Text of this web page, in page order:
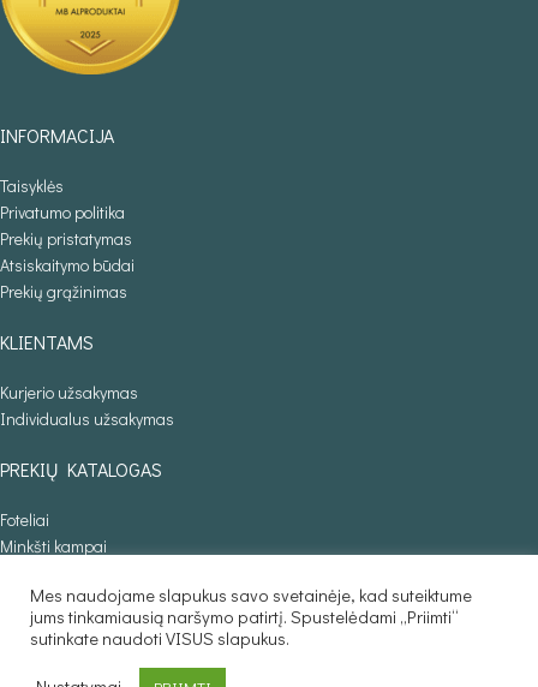
INFORMACIJA
Taisyklės
Privatumo politika
Prekių pristatymas
Atsiskaitymo būdai
Prekių grąžinimas
KLIENTAMS
Kurjerio užsakymas
Individualus užsakymas
PREKIŲ KATALOGAS
Foteliai
Minkšti kampai
Sofos lovos
Stalai
Baldaila.lt © 2025
Mes naudojame slapukus savo svetainėje, kad suteiktume
jums tinkamiausią naršymo patirtį. Spustelėdami „Priimti“
sutinkate naudoti VISUS slapukus.